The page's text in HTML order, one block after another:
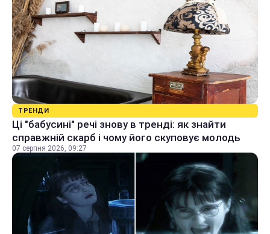
ТРЕНДИ
Ці "бабусині" речі знову в тренді: як знайти
справжній скарб і чому його скуповує молодь
07 серпня 2026, 09:27